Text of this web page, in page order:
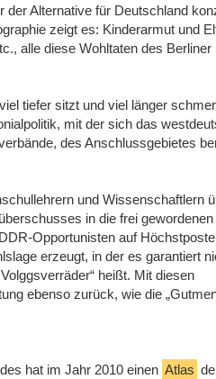
der Alternative für Deutschland
zeigt es: Kinderarmut und
alle diese Wohltaten des
tiefer sitzt und viel länger
mit der sich das
des Anschlussgebietes
und Wissenschaftlern
in die frei gewordenen
Opportunisten auf
erzeugt, in der es garantiert
heißt. Mit diesen
ebenso zurück, wie die
hat im Jahr 2010 einen Atlas